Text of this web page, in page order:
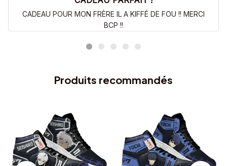
CADEAU POUR MON FRÈRE IL A KIFFÉ DE FOU !! MERCI
BCP !!
Produits recommandés